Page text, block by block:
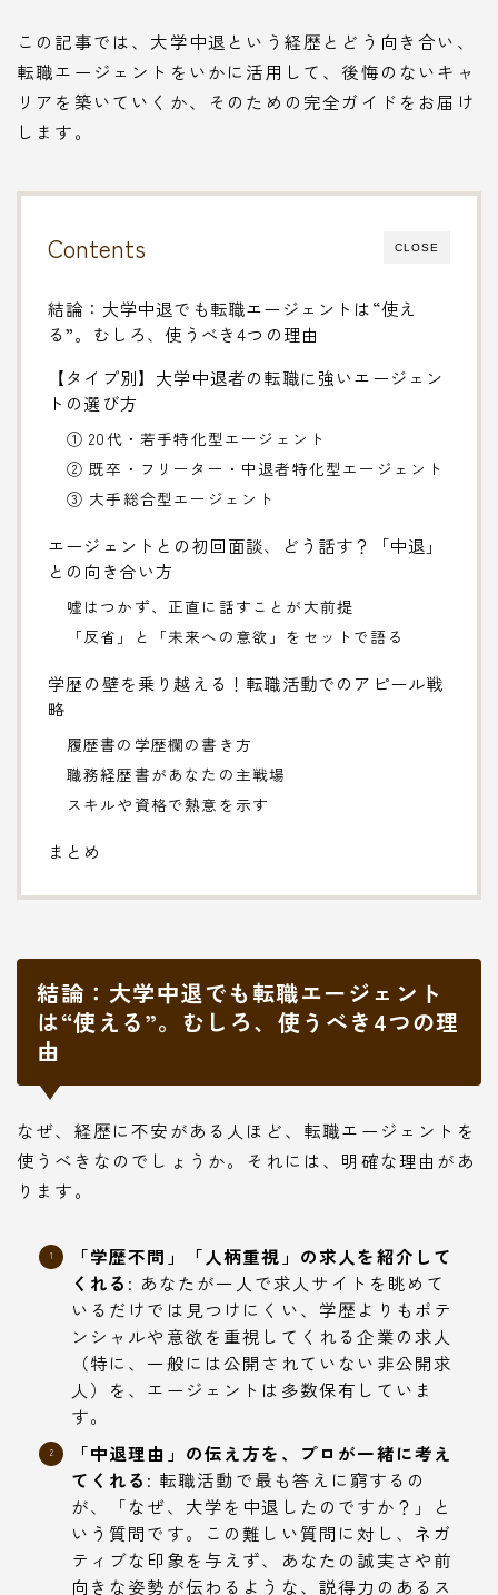
この記事では、大学中退という経歴とどう向き合い、
転職エージェントをいかに活用して、後悔のないキャ
リアを築いていくか、そのための完全ガイドをお届け
します。
CLOSE
Contents
結論：大学中退でも転職エージェントは“使え
る”。むしろ、使うべき4つの理由
【タイプ別】大学中退者の転職に強いエージェン
トの選び方
① 20代・若手特化型エージェント
② 既卒・フリーター・中退者特化型エージェント
③ 大手総合型エージェント
エージェントとの初回面談、どう話す？「中退」
との向き合い方
嘘はつかず、正直に話すことが大前提
「反省」と「未来への意欲」をセットで語る
学歴の壁を乗り越える！転職活動でのアピール戦
略
履歴書の学歴欄の書き方
職務経歴書があなたの主戦場
スキルや資格で熱意を示す
まとめ
結論：大学中退でも転職エージェント
は“使える”。むしろ、使うべき4つの理
由
なぜ、経歴に不安がある人ほど、転職エージェントを
使うべきなのでしょうか。それには、明確な理由があ
ります。
「学歴不問」「人柄重視」の求人を紹介して
くれる : あなたが一人で求人サイトを眺めて
いるだけでは見つけにくい、学歴よりもポテ
ンシャルや意欲を重視してくれる企業の求人
（特に、一般には公開されていない非公開求
人）を、エージェントは多数保有していま
す。
「中退理由」の伝え方を、プロが一緒に考え
てくれる : 転職活動で最も答えに窮するの
が、「なぜ、大学を中退したのですか？」と
いう質問です。この難しい質問に対し、ネガ
ティブな印象を与えず、あなたの誠実さや前
向きな姿勢が伝わるような、説得力のあるス